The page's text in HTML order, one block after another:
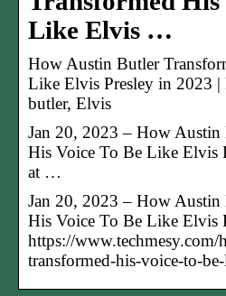
Like Elvis …
How Austin Butler
Like Elvis Presley in 2023 |
butler, Elvis
Jan 20, 2023 – How Austin
His Voice To Be Like Elvis
at …
Jan 20, 2023 – How Austin
His Voice To Be Like Elvis
https://
transformed-his-voice-to-